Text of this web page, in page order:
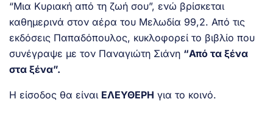
“Μια Κυριακή από τη ζωή σου”, ενώ βρίσκεται
καθημερινά στον αέρα του Μελωδία 99,2. Από τις
εκδόσεις Παπαδόπουλος, κυκλοφορεί το βιβλίο που
συνέγραψε με τον Παναγιώτη Σιάνη “Από τα ξένα
στα ξένα”.
Η είσοδος θα είναι ΕΛΕΥΘΕΡΗ για το κοινό.